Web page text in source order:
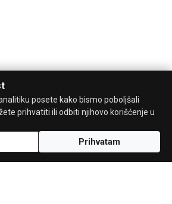
posete kako bismo poboljšali
prihvatiti ili odbiti njihovo korišćenje u
Prihvatam